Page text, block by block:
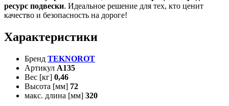
ресурс подвески. Идеальное решение для тех, кто ценит
качество и безопасность на дороге!
Характеристики
Бренд TEKNOROT
Артикул A135
Вес [кг] 0,46
Высота [мм] 72
макс. длина [мм] 320